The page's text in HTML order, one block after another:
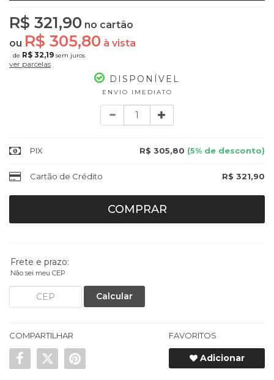
R$ 321,90 no cartão
ou R$ 305,80 à vista
de R$ 32,19 sem juros
ver parcelas
DISPONÍVEL
ENVIO IMEDIATO
PIX R$ 305,80 (5% de desconto)
Cartão de Crédito R$ 321,90
COMPRAR
Frete e prazo:
Não sei meu CEP
Calcular
COMPARTILHAR FAVORITOS
Adicionar